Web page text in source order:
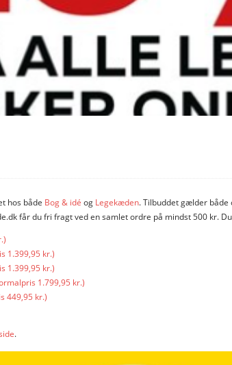
hos både Bog & idé og Legekæden. Tilbuddet gælder både
får du fri fragt ved en samlet ordre på mindst 500 kr.
1.399,95 kr.)
1.399,95 kr.)
1.799,95 kr.)
449,95 kr.)
.